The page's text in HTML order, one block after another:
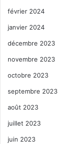
février 2024
janvier 2024
décembre 2023
novembre 2023
octobre 2023
septembre 2023
août 2023
juillet 2023
juin 2023